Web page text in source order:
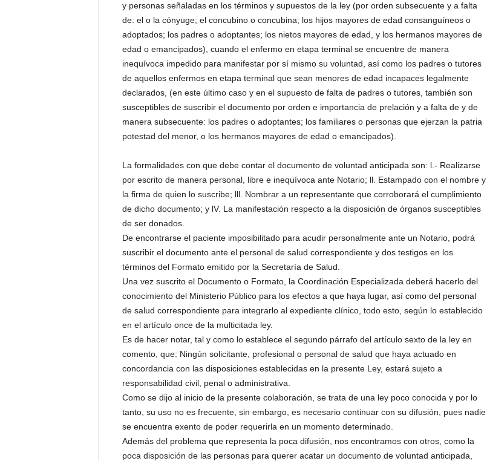
y personas señaladas en los términos y supuestos de la ley (por orden subsecuente y a falta
de: el o la cónyuge; el concubino o concubina; los hijos mayores de edad consanguíneos o
adoptados; los padres o adoptantes; los nietos mayores de edad, y los hermanos mayores de
edad o emancipados), cuando el enfermo en etapa terminal se encuentre de manera
inequívoca impedido para manifestar por sí mismo su voluntad, así como los padres o tutores
de aquellos enfermos en etapa terminal que sean menores de edad incapaces legalmente
declarados, (en este último caso y en el supuesto de falta de padres o tutores, también son
susceptibles de suscribir el documento por orden e importancia de prelación y a falta de y de
manera subsecuente: los padres o adoptantes; los familiares o personas que ejerzan la patria
potestad del menor, o los hermanos mayores de edad o emancipados).
La formalidades con que debe contar el documento de voluntad anticipada son: l.- Realizarse
por escrito de manera personal, libre e inequívoca ante Notario; ll. Estampado con el nombre y
la firma de quien lo suscribe; lll. Nombrar a un representante que corroborará el cumplimiento
de dicho documento; y lV. La manifestación respecto a la disposición de órganos susceptibles
de ser donados.
De encontrarse el paciente imposibilitado para acudir personalmente ante un Notario, podrá
suscribir el documento ante el personal de salud correspondiente y dos testigos en los
términos del Formato emitido por la Secretaría de Salud.
Una vez suscrito el Documento o Formato, la Coordinación Especializada deberá hacerlo del
conocimiento del Ministerio Público para los efectos a que haya lugar, así como del personal
de salud correspondiente para integrarlo al expediente clínico, todo esto, según lo establecido
en el artículo once de la multicitada ley.
Es de hacer notar, tal y como lo establece el segundo párrafo del artículo sexto de la ley en
comento, que: Ningún solicitante, profesional o personal de salud que haya actuado en
concordancia con las disposiciones establecidas en la presente Ley, estará sujeto a
responsabilidad civil, penal o administrativa.
Como se dijo al inicio de la presente colaboración, se trata de una ley poco conocida y por lo
tanto, su uso no es frecuente, sin embargo, es necesario continuar con su difusión, pues nadie
se encuentra exento de poder requerirla en un momento determinado.
Además del problema que representa la poca difusión, nos encontramos con otros, como la
poca disposición de las personas para querer acatar un documento de voluntad anticipada,